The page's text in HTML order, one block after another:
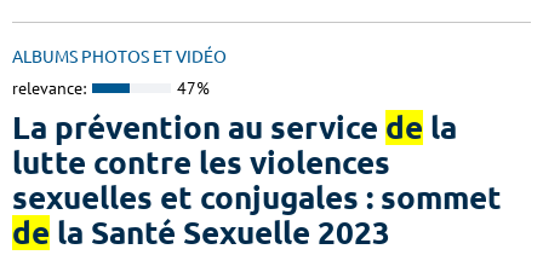
ALBUMS PHOTOS ET VIDÉO
relevance: 47%
La prévention au service de la
lutte contre les violences
sexuelles et conjugales : sommet
de la Santé Sexuelle 2023